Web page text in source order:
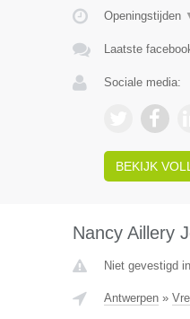
Openingstijden
Laatste
Sociale media:
BEKIJK
Nancy Aillery
Niet gevestigd
Antwerpen»